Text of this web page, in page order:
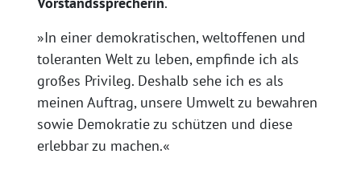
»In einer demokratischen, weltoffenen und
toleranten Welt zu leben, empfinde ich als
großes Privileg. Deshalb sehe ich es als
meinen Auftrag, unsere Umwelt zu bewahren
sowie Demokratie zu schützen und diese
erlebbar zu machen.«